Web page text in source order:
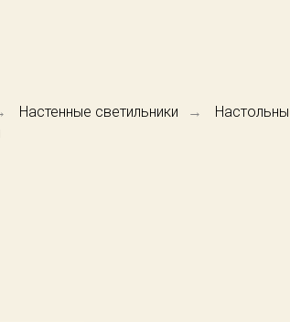
Настенные светильники →